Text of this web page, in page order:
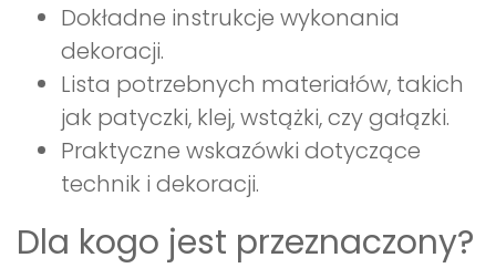
Dokładne instrukcje wykonania
dekoracji.
Lista potrzebnych materiałów, takich
jak patyczki, klej, wstążki, czy gałązki.
Praktyczne wskazówki dotyczące
technik i dekoracji.
Dla kogo jest przeznaczony?